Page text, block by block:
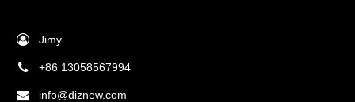
Jimy
+86 13058567994
info@diznew.com